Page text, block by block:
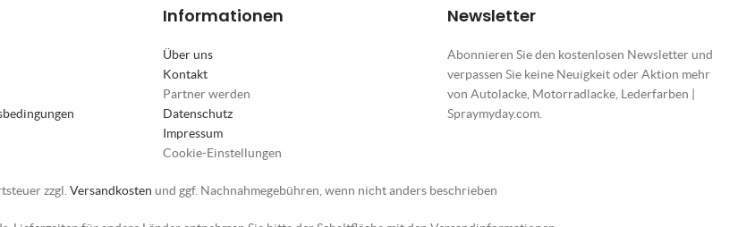
Informationen
Über uns
Kontakt
Partner werden
Datenschutz
Impressum
Cookie-Einstellungen
Newsletter
Abonnieren Sie den kostenlosen Newsletter und
verpassen Sie keine Neuigkeit oder Aktion mehr
von Autolacke, Motorradlacke, Lederfarben |
Spraymyday.com.
zzgl. Versandkosten und ggf. Nachnahmegebühren, wenn nicht anders beschrieben